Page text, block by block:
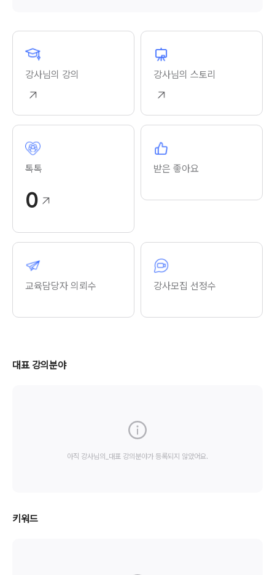
강사님의 강의 강사님의 스토리
톡톡
0
받은 좋아요
교육담당자 의뢰수 강사모집 선정수
대표 강의분야
아직 강사님의_대표 강의분야가 등록되지 않았어요.
키워드